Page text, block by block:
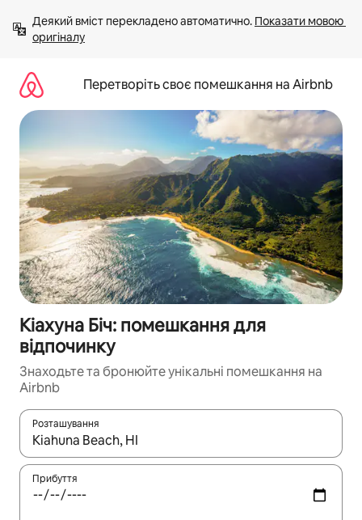
вмісту
Деякий вміст перекладено автоматично. Показати мовою
оригіналу
Перетворіть своє помешкання на Airbnb
Кіахуна Біч: помешкання для
відпочинку
Знаходьте та бронюйте унікальні помешкання на
Airbnb
Розташування
Отримавши результати пошуку, використовуйте для
Прибуття